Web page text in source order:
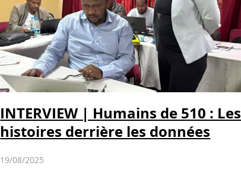
INTERVIEW | Humains de 510 : Les
histoires derrière les données
19/08/2025